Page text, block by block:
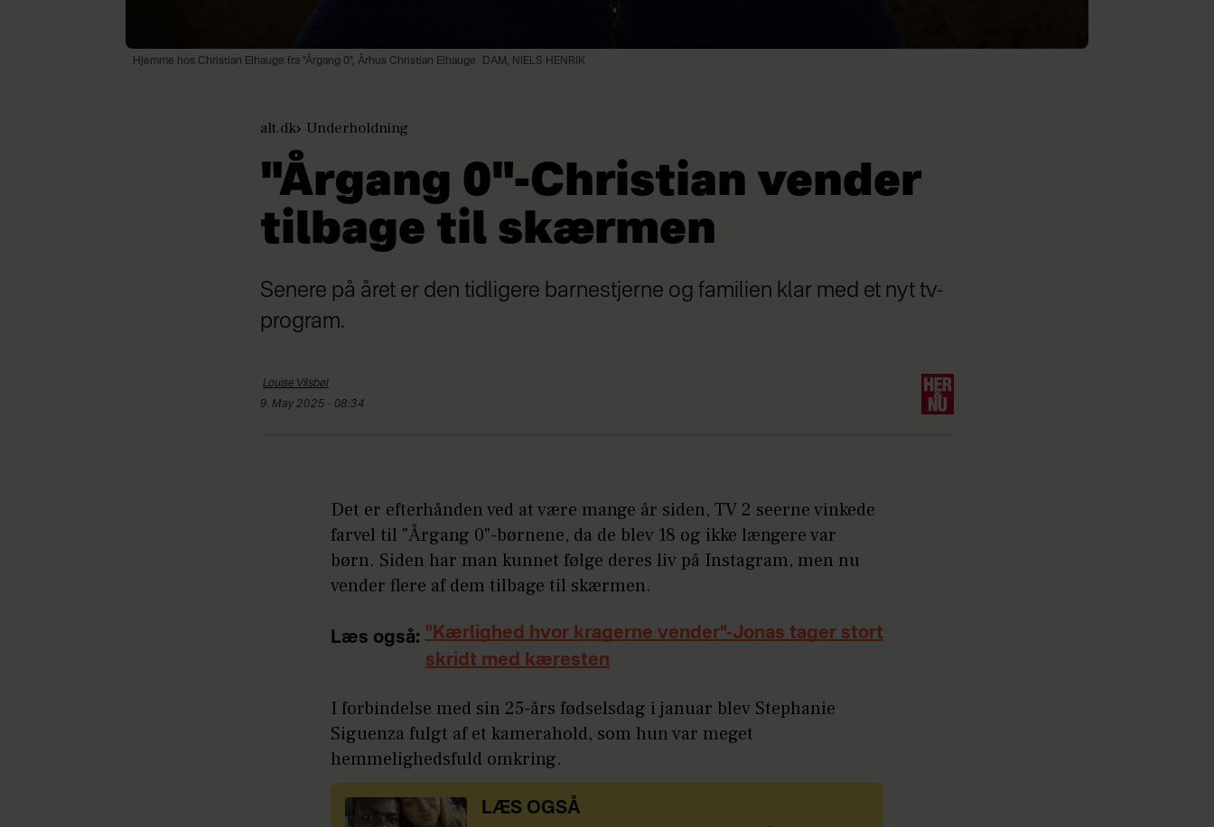
Hjemme hos Christian Elhauge fra "Årgang 0", Århus Christian Elhauge DAM, NIELS HENRIK
alt.dk Underholdning
"Årgang 0"-Christian vender
tilbage til skærmen
Senere på året er den tidligere barnestjerne og familien klar med et nyt tv-
program.
Louise Vilsbøl
9. May 2025 - 08:34
Det er efterhånden ved at være mange år siden, TV 2 seerne vinkede
farvel til "Årgang 0"-børnene, da de blev 18 og ikke længere var
børn. Siden har man kunnet følge deres liv på Instagram, men nu
vender flere af dem tilbage til skærmen.
Læs også: "Kærlighed hvor kragerne vender"-Jonas tager stort
skridt med kæresten
I forbindelse med sin 25-års fødselsdag i januar blev Stephanie
Siguenza fulgt af et kamerahold, som hun var meget
hemmelighedsfuld omkring.
LÆS OGSÅ